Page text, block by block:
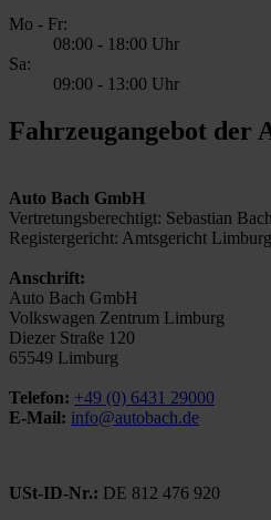
Mo - Fr:
08:00 - 18:00 Uhr
Sa:
09:00 - 13:00 Uhr
Fahrzeugangebot der
Auto Bach GmbH
Vertretungsberechtigt: Sebastian
Registergericht: Amtsgericht
Anschrift:
Auto Bach GmbH
Volkswagen Zentrum Limburg
Diezer Straße 120
65549 Limburg
Telefon: +49 (0) 6431 29000
E-Mail: info@autobach.de
USt-ID-Nr.: DE 812 476 920